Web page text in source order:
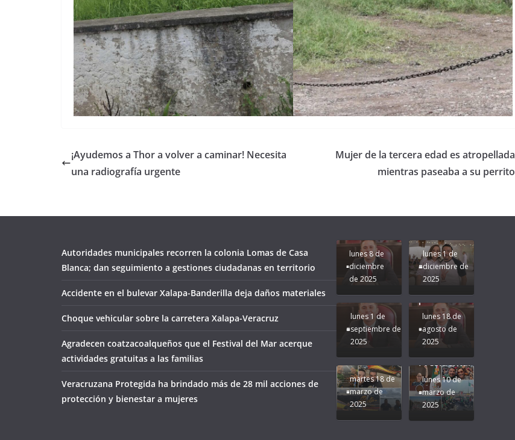
¡Ayudemos a Thor a volver a caminar! Necesita
una radiografía urgente
Mujer de la tercera edad es atropellada
mientras paseaba a su perrito
Autoridades municipales recorren la colonia Lomas de Casa
Blanca; dan seguimiento a gestiones ciudadanas en territorio
Accidente en el bulevar Xalapa-Banderilla deja daños materiales
Choque vehicular sobre la carretera Xalapa-Veracruz
Agradecen coatzacoalqueños que el Festival del Mar acerque
actividades gratuitas a las familias
Veracruzana Protegida ha brindado más de 28 mil acciones de
protección y bienestar a mujeres
Unamos
lunes 8 de
diciembre
de 2025
lunes 1 de
diciembre de
2025
Apoyo y
Seguimos la
Ruta que
Marca
Nuestra
Rocío Nahle.
lunes 1 de
septiembre de
2025
Pongamos
de moda;
San
Andrés
Tuxtla
presente.
lunes 18 de
agosto de
2025
Difamación
martes 18 de
marzo de
2025
Presidenta!
lunes 10 de
marzo de
2025